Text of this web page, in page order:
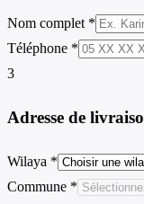
Nom complet *
Téléphone *
3
Adresse de
Wilaya *
Commune *